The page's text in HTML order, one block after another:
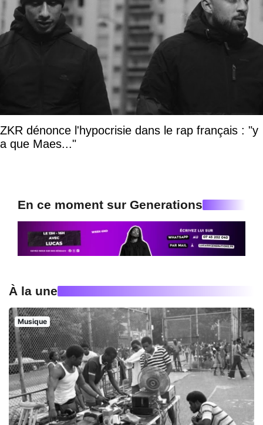
ZKR dénonce l'hypocrisie dans le rap français : "y
a que Maes..."
En ce moment sur Generations
À la une
Musique